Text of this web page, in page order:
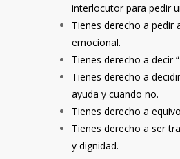
interlocutor para pedir
Tienes derecho a pedir
emocional.
Tienes derecho a decir
Tienes derecho a
ayuda y cuando no.
Tienes derecho a
Tienes derecho a ser
y dignidad.